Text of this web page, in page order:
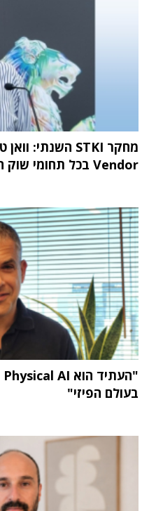
Vendor בכל תחומי שוק ה-IT
בעולם הפיזי"